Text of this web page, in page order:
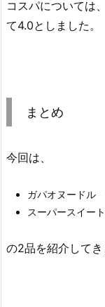
コスパについては
て4.0としました。
まとめ
今回は、
ガパオヌードル
スーパースイー
の2品を紹介してき